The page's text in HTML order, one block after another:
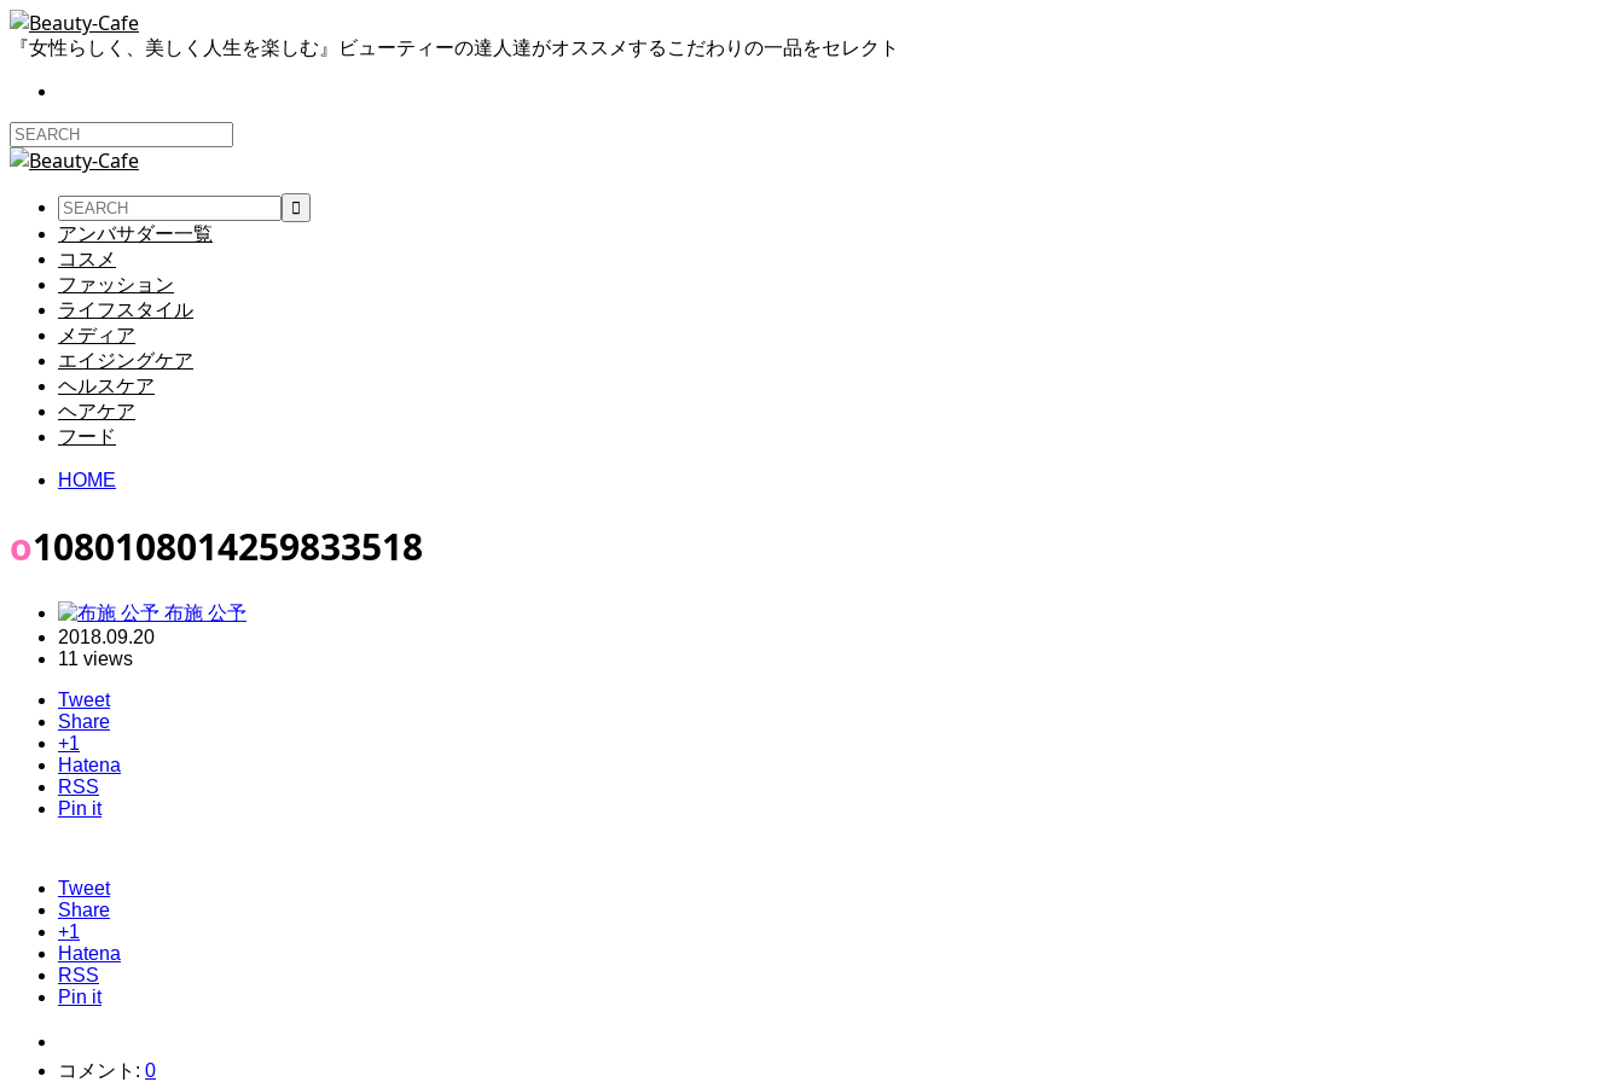
『女性らしく、美しく人生を楽しむ』ビューティーの達人達がオススメするこだわりの一品をセレクト
アンバサダー一覧
コスメ
ファッション
ライフスタイル
メディア
エイジングケア
ヘルスケア
ヘアケア
フード
HOME
o1080108014259833518
布施 公予
2018.09.20
11 views
Tweet
Share
+1
Hatena
RSS
Pin it
Tweet
Share
+1
Hatena
RSS
Pin it
コメント: 0